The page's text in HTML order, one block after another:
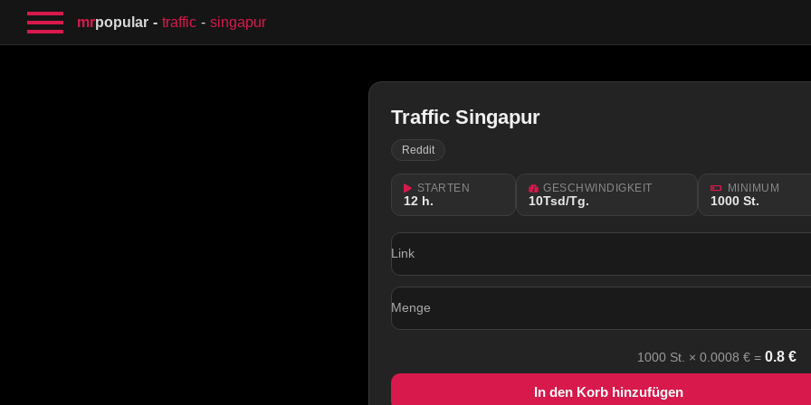
mrpopular traffic singapur
Traffic Singapur
Reddit
STARTEN
12 h.
GESCHWINDIGKEIT
10Tsd/Tg.
MINIMUM
1000 St.
Link
Menge
1000 St. × 0.0008 € = 0.8 €
In den Korb hinzufügen